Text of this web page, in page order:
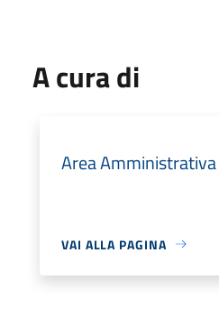
A cura di
Area Amministrativa
VAI ALLA PAGINA